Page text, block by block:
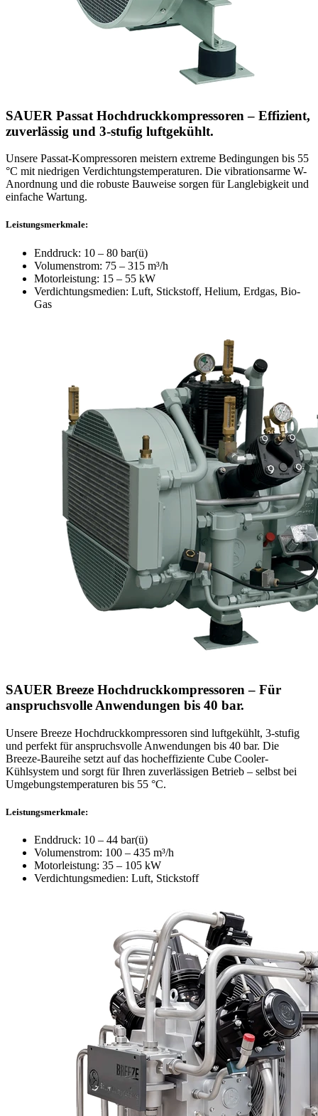
SAUER Passat Hochdruckkompressoren – Effizient,
zuverlässig und 3-stufig luftgekühlt.
Unsere Passat-Kompressoren meistern extreme Bedingungen bis 55
°C mit niedrigen Verdichtungstemperaturen. Die vibrationsarme W-
Anordnung und die robuste Bauweise sorgen für Langlebigkeit und
einfache Wartung.
Leistungsmerkmale:
Enddruck: 10 – 80 bar(ü)
Volumenstrom: 75 – 315 m³/h
Motorleistung: 15 – 55 kW
Verdichtungsmedien: Luft, Stickstoff, Helium, Erdgas, Bio-
Gas
SAUER Breeze Hochdruckkompressoren – Für
anspruchsvolle Anwendungen bis 40 bar.
Unsere Breeze Hochdruckkompressoren sind luftgekühlt, 3-stufig
und perfekt für anspruchsvolle Anwendungen bis 40 bar. Die
Breeze-Baureihe setzt auf das hocheffiziente Cube Cooler-
Kühlsystem und sorgt für Ihren zuverlässigen Betrieb – selbst bei
Umgebungstemperaturen bis 55 °C.
Leistungsmerkmale:
Enddruck: 10 – 44 bar(ü)
Volumenstrom: 100 – 435 m³/h
Motorleistung: 35 – 105 kW
Verdichtungsmedien: Luft, Stickstoff